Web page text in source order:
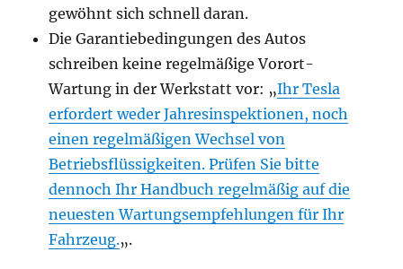
gewöhnt sich schnell daran.
Die Garantiebedingungen des Autos
schreiben keine regelmäßige Vorort-
Wartung in der Werkstatt vor: „Ihr Tesla
erfordert weder Jahresinspektionen, noch
einen regelmäßigen Wechsel von
Betriebsflüssigkeiten. Prüfen Sie bitte
dennoch Ihr Handbuch regelmäßig auf die
neuesten Wartungsempfehlungen für Ihr
Fahrzeug.„.